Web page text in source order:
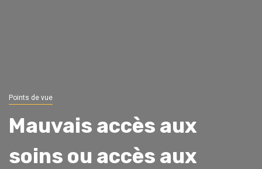
Points de vue
Mauvais accès aux
soins ou accès aux